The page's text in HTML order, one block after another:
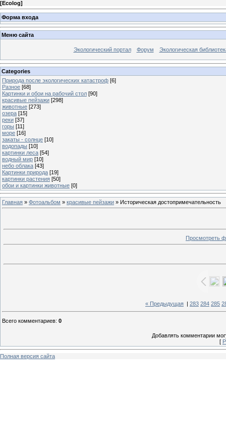
[Ecolog]
Форма входа
Меню сайта
Экологический портал Форум Экологическая
Categories
Природа после экологических катастроф [6]
Разное [68]
Картинки и обои на рабочий стол [90]
красивые пейзажи [298]
животные [273]
озера [15]
реки [37]
горы [11]
море [16]
закаты - солнце [10]
водопады [10]
картинки леса [54]
водный мир [10]
небо облака [43]
Картинки природа [19]
картинки растения [50]
обои и картинки животные [0]
Главная » Фотоальбом » красивые пейзажи » Историческая достопримечательность
Просмотреть
« Предыдущая 283 284 285
Всего комментариев: 0
Добавлять комментарии
[
Полная версия сайта